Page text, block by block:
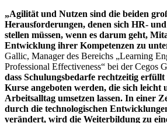
„Agilität und Nutzen sind die beiden
Herausforderungen, denen sich HR-
stellen müssen, wenn es darum geht,
Entwicklung ihrer Kompetenzen zu
Gallic, Manager des Bereichs „Learning
Professional Effectiveness“ bei der Cegos
dass Schulungsbedarfe rechtzeitig
Kurse angeboten werden, die sich leicht
Arbeitsalltag umsetzen lassen. In einer
durch die technologischen
verändert, wird die Weiterbildung zu